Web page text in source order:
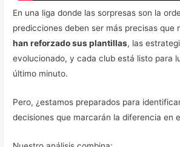
En una liga donde las sorpresas son la
predicciones deben ser más precisas que
han reforzado sus plantillas, las
evolucionado, y cada club está listo para
último minuto.
Pero, ¿estamos preparados para
decisiones que marcarán la diferencia en